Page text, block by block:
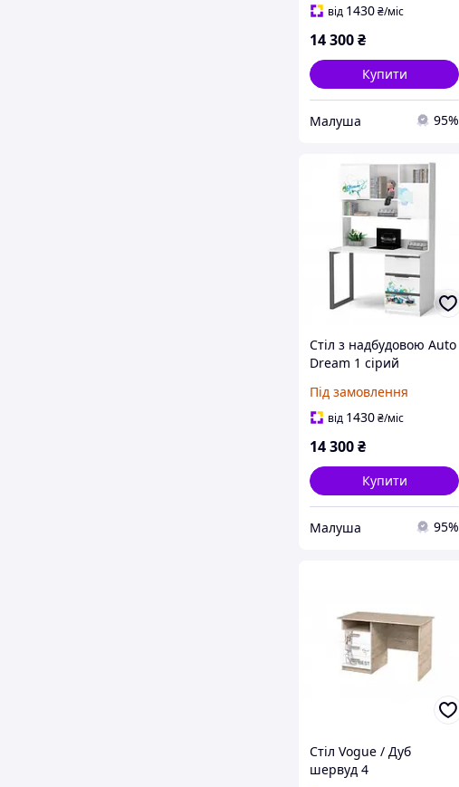
від 1430₴/міс
14 300₴
Купити
Малуша 95%
Стіл з надбудовою Auto
Dream 1 сірий
Під замовлення
від 1430₴/міс
14 300₴
Купити
Малуша 95%
Стіл Vogue / Дуб
шервуд 4